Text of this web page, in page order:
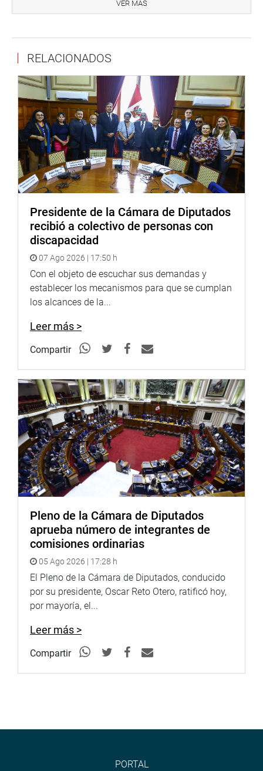
caso y solicitó que se mejore la ejecución presupuestal
“Tenemos que mejorar los gastos para estos casos y
debería de haber mayor presencia del Estado, para
acompañar en el monitoreo y ejecución de obras de
prevención”, manifestó.
Al término de la reunión, agradeció la presencia de los
invitados y anunció que continuarán con su labor de
fiscalización para este caso.
OFICINA DE COMUNICACIONES E IMAGEN
VER MÁS
RELACIONADOS
Presidente de la Cámara de Diputados
recibió a colectivo de personas con
discapacidad
07 Ago 2026 | 17:50 h
Con el objeto de escuchar sus demandas y
establecer los mecanismos para que se cumplan
los alcances de la...
Leer más >
Compartir
Pleno de la Cámara de Diputados
aprueba número de integrantes de
comisiones ordinarias
05 Ago 2026 | 17:28 h
El Pleno de la Cámara de Diputados, conducido
por su presidente, Oscar Reto Otero, ratificó hoy,
por mayoría, el...
Leer más >
Compartir
PORTAL